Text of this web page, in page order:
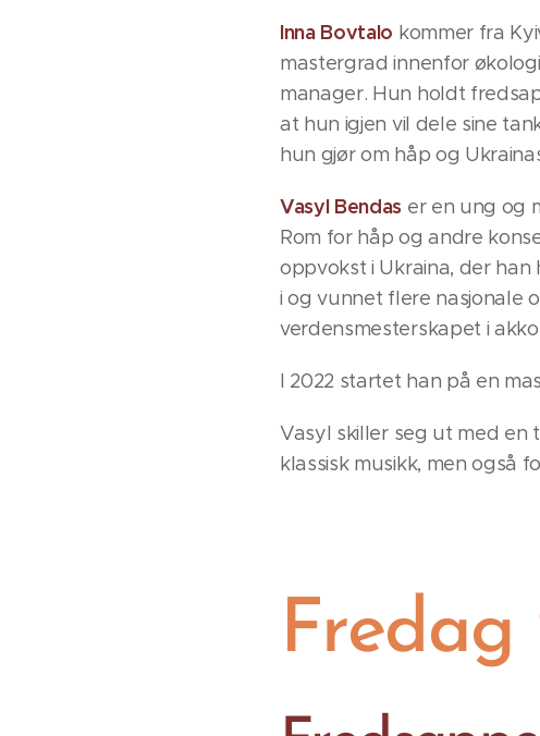
Inna Bovtalo kommer fra
mastergrad innenfor
manager. Hun holdt
at hun igjen vil dele sine
hun gjør om håp og
Vasyl Bendas er en ung og
Rom for håp og andre
oppvokst i Ukraina, der
i og vunnet flere nasjonale
verdensmesterskapet i
I 2022 startet han på en
Vasyl skiller seg ut med en
klassisk musikk, men også
Fredag